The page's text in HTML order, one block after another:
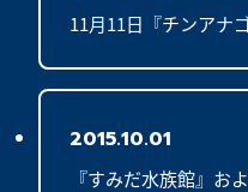
11月11日『チンアナ
2015.10.01
『すみだ水族館』お